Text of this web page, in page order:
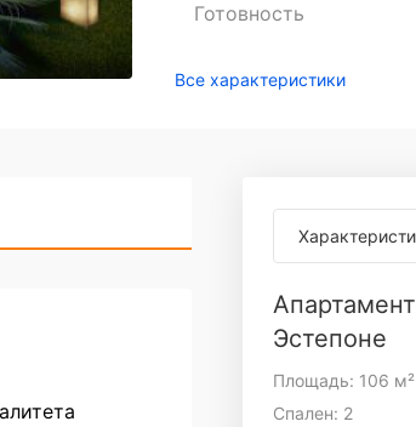
Готовность
Все характеристики
Эстепоне
Площадь: 106 м²
Спален: 2